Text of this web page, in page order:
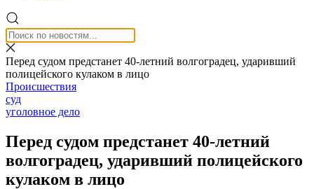
Перед судом предстанет 40-летний волгоградец, ударивший
полицейского кулаком в лицо
Происшествия
суд
уголовное дело
Перед судом предстанет 40-летний
волгоградец, ударивший полицейского
кулаком в лицо